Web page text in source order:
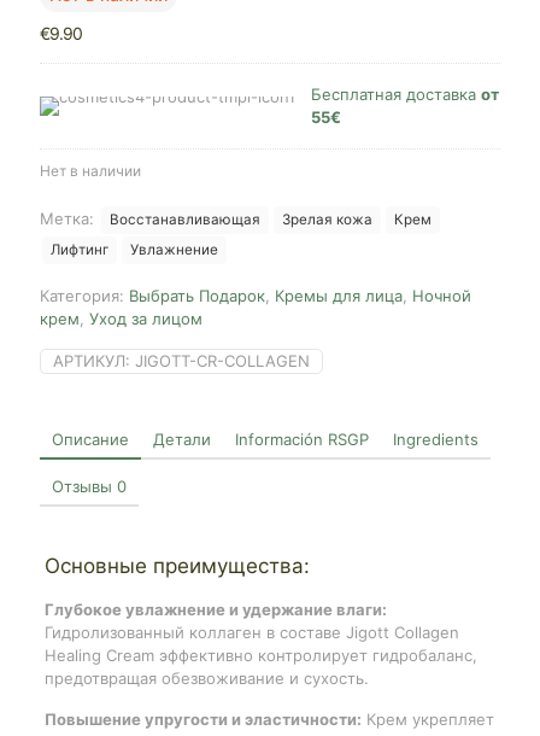
Описание Детали Información RSGP Ingredients
Отзывы 0
Основные преимущества:
Глубокое увлажнение и удержание влаги:
Гидролизованный коллаген в составе Jigott Collagen
Healing Cream эффективно контролирует гидробаланс,
предотвращая обезвоживание и сухость.
Повышение упругости и эластичности: Крем укрепляет
€9.90
Бесплатная доставка от
55€
Нет в наличии
Метка: Восстанавливающая Зрелая кожа
Крем
Лифтинг
Увлажнение
Категория: Выбрать Подарок Кремы для лица Ночной
крем Уход за лицом
АРТИКУЛ: JIGOTT-CR-COLLAGEN